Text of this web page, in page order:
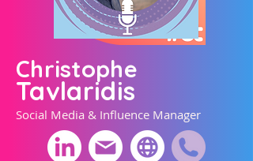
Christophe
Tavlaridis
Social Media & Influence Manager